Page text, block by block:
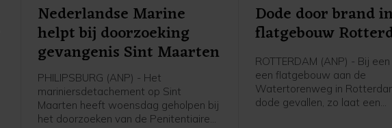
Nederlandse Marine
helpt bij doorzoeking
gevangenis Sint Maarten
PHILIPSBURG (ANP) - Het
mariniersdetachement op Sint
Maarten heeft woensdag geholpen bij
het doorzoeken van de Penitentiaire
Dode door brand in
flatgebouw
ROTTERDAM (ANP) - Bij
een flatgebouw aan de
Watertorenweg in
dode gevallen, zo laat een